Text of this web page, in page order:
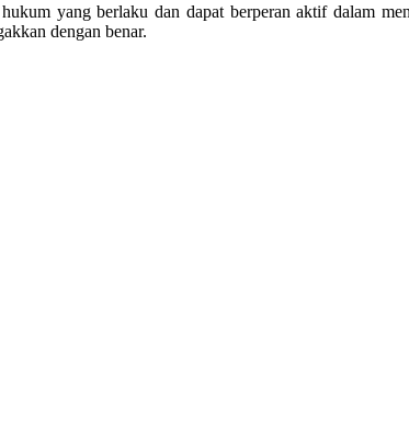
yang berlaku dan dapat berperan aktif dalam
dengan benar.